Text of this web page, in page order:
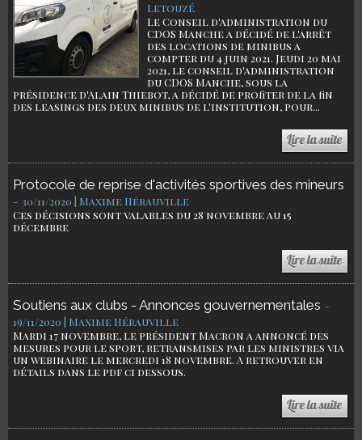
Letouzé
Le Conseil d'administration du
CDOS Manche a décidé de l'arrêt
des locations de minibus a
compter du 4 juin 2021. Jeudi 20 mai
2021, le conseil d'administration
du CDOS Manche, sous la
présidence d'Alain Thiebot, a décidé de profiter de la fin
des leasings des deux minibus de l'institution, pour...
Protocole de reprise d'activités sportives des mineurs
- 30/11/2020 | Maxime Hérauville
Ces décisions sont valables du 28 novembre au 15
décembre
Soutiens aux clubs - Annonces gouvernementales -
19/11/2020 | Maxime Hérauville
Mardi 17 novembre, le président Macron a annoncé des
mesures pour le sport, retransmises par les ministres via
un webinaire le mercredi 18 novembre. A retrouver en
détails dans le pdf ci dessous.